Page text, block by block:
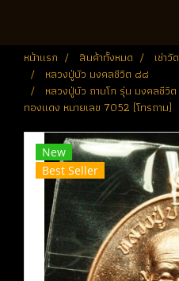
หน้าแรก สินค้าทั้งหมด
เช่า
หลวงปู่บัว มงคลชีวิต ๘๘
หลวงปู่บัว ถามโก รุ่น มงคลชีวิ
ทองแดง หมายเลข 7052 (โทรถาม)
New
Best Seller